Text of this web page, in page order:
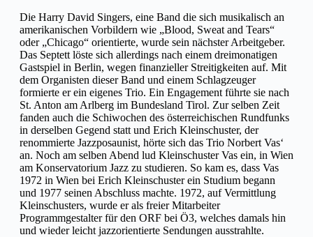
Die Harry David Singers, eine Band die sich musikalisch an
amerikanischen Vorbildern wie „Blood, Sweat and Tears“
oder „Chicago“ orientierte, wurde sein nächster Arbeitgeber.
Das Septett löste sich allerdings nach einem dreimonatigen
Gastspiel in Berlin, wegen finanzieller Streitigkeiten auf. Mit
dem Organisten dieser Band und einem Schlagzeuger
formierte er ein eigenes Trio. Ein Engagement führte sie nach
St. Anton am Arlberg im Bundesland Tirol. Zur selben Zeit
fanden auch die Schiwochen des österreichischen Rundfunks
in derselben Gegend statt und Erich Kleinschuster, der
renommierte Jazzposaunist, hörte sich das Trio Norbert Vas‘
an. Noch am selben Abend lud Kleinschuster Vas ein, in Wien
am Konservatorium Jazz zu studieren. So kam es, dass Vas
1972 in Wien bei Erich Kleinschuster ein Studium begann
und 1977 seinen Abschluss machte. 1972, auf Vermittlung
Kleinschusters, wurde er als freier Mitarbeiter
Programmgestalter für den ORF bei Ö3, welches damals hin
und wieder leicht jazzorientierte Sendungen ausstrahlte.